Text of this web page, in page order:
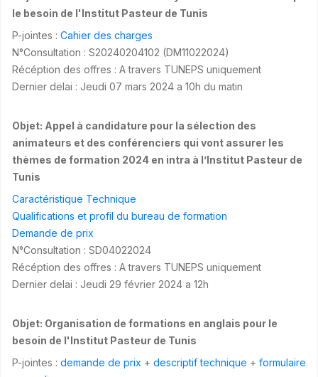
le besoin de l'Institut Pasteur de Tunis
P-jointes : Cahier des charges
N°Consultation : S20240204102 (DM11022024)
Récéption des offres : A travers TUNEPS uniquement
Dernier delai : Jeudi 07 mars 2024 a 10h du matin
Objet: Appel à candidature pour la sélection des
animateurs et des conférenciers qui vont assurer les
thèmes de formation 2024 en intra à l’Institut Pasteur de
Tunis
Caractéristique Technique
Qualifications et profil du bureau de formation
Demande de prix
N°Consultation : SD04022024
Récéption des offres : A travers TUNEPS uniquement
Dernier delai : Jeudi 29 février 2024 a 12h
Objet: Organisation de formations en anglais pour le
besoin de l'Institut Pasteur de Tunis
P-jointes : demande de prix + descriptif technique + formulaire